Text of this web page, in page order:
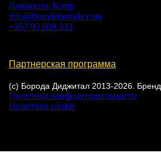
Лимассол, Кипр
info@borodaboroda.com
+357 95 608 333
Партнерская программа
(с) Борода Диджитал 2013-2026.
Политика конфиденциальности
Политика cookie